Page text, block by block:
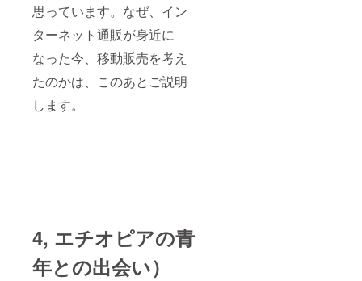
思っています。なぜ、イン
ターネット通販が身近に
なった今、移動販売を考え
たのかは、このあとご説明
します。
4, エチオピアの青
年との出会い）